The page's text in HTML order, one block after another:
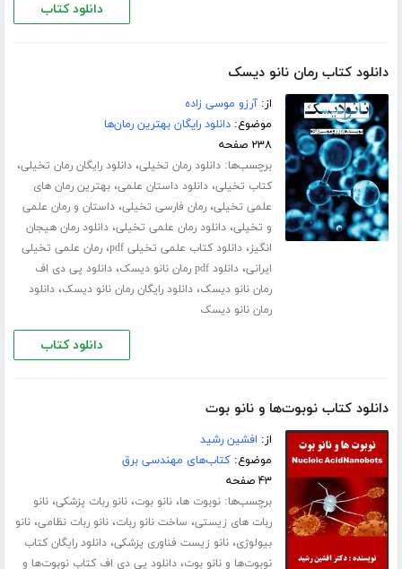
دانلود کتاب
دانلود کتاب رمان نانو دیسک
از:آرزو موسی زاده
موضوع:دانلود رایگان بهترین رمان‌ها
۲۳۸ صفحه
برچسب‌ها:دانلود رمان تخیلی،دانلود رایگان رمان تخیلی،
کتاب تخیلی،دانلود داستان علمی،بهترین رمان های
علمی تخیلی،رمان فارسی تخیلی،داستان و رمان علمی
و تخیلی،دانلود رمان علمی تخیلی،دانلود رمان هیجان
انگیز،دانلود کتاب علمی تخیلی pdf ،رمان علمی تخیلی
ایرانی،دانلود pdf رمان نانو دیسک ،دانلود پی دی اف
رمان نانو دیسک،دانلود رایگان رمان نانو دیسک،دانلود
رمان نانو دیسک
دانلود کتاب
دانلود کتاب نوبوت‌ها و نانو بوت
از: افشین رشید
موضوع:کتاب‌های مهندسی برق
۴۳ صفحه
برچسب‌ها:نوبوت‌ ها،نانو بوت،نانو ربات پزشکی،نانو
ربات های زیستی، ساخت نانو ربات،نانو ربات نظامی،نانو
بیولوژی،نانو زیست فناوری پزشکی،دانلود رایگان کتاب
نوبوت‌ها و نانو بوت،دانلود پی دی اف کتاب نوبوت‌ها و